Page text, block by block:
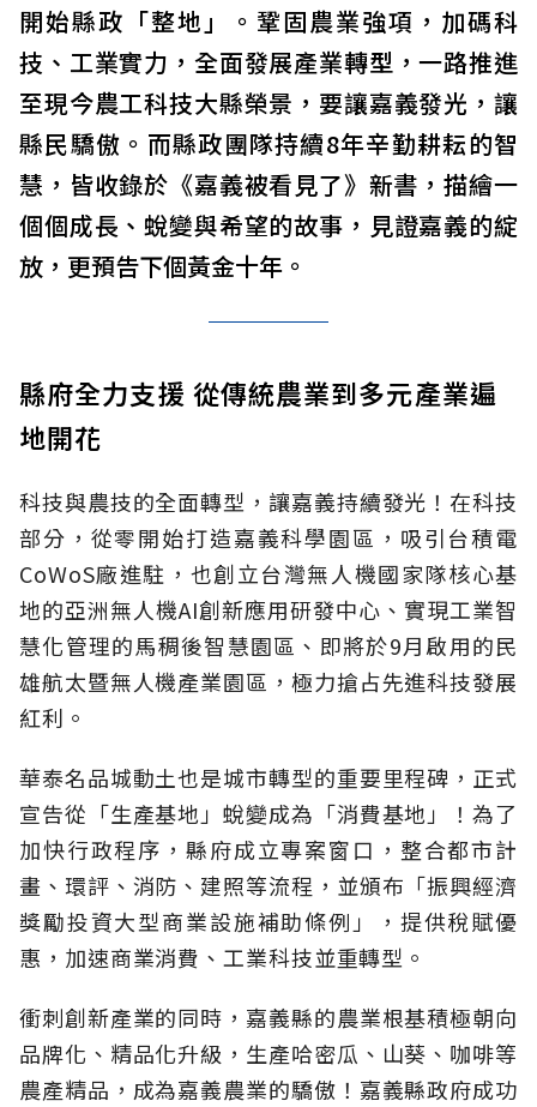
開始縣政「整地」。鞏固農業強項，加碼科
技、工業實力，全面發展產業轉型，一路推進
至現今農工科技大縣榮景，要讓嘉義發光，讓
縣民驕傲。而縣政團隊持續8年辛勤耕耘的智
慧，皆收錄於《嘉義被看見了》新書，描繪一
個個成長、蛻變與希望的故事，見證嘉義的綻
放，更預告下個黃金十年。
縣府全力支援 從傳統農業到多元產業遍
地開花
科技與農技的全面轉型，讓嘉義持續發光！在科技
部分，從零開始打造嘉義科學園區，吸引台積電
CoWoS廠進駐，也創立台灣無人機國家隊核心基
地的亞洲無人機AI創新應用研發中心、實現工業智
慧化管理的馬稠後智慧園區、即將於9月啟用的民
雄航太暨無人機產業園區，極力搶占先進科技發展
紅利。
華泰名品城動土也是城市轉型的重要里程碑，正式
宣告從「生產基地」蛻變成為「消費基地」！為了
加快行政程序，縣府成立專案窗口，整合都市計
畫、環評、消防、建照等流程，並頒布「振興經濟
獎勵投資大型商業設施補助條例」，提供稅賦優
惠，加速商業消費、工業科技並重轉型。
衝刺創新產業的同時，嘉義縣的農業根基積極朝向
品牌化、精品化升級，生產哈密瓜、山葵、咖啡等
農產精品，成為嘉義農業的驕傲！嘉義縣政府成功